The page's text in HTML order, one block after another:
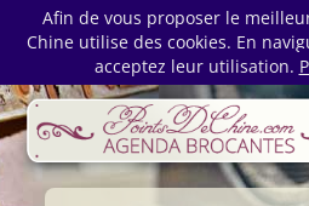
Afin de vous proposer le
Chine utilise des cookies. En
acceptez leur utilisation.